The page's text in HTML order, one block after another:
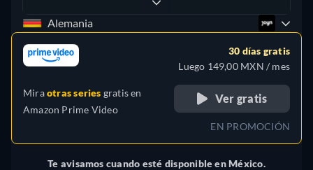
Alemania
Miraotras series gratis en
Amazon Prime Video
30 días gratis
Luego 149,00 MXN / mes
Ver gratis
EN PROMOCIÓN
Te avisamos cuando esté disponible en México.